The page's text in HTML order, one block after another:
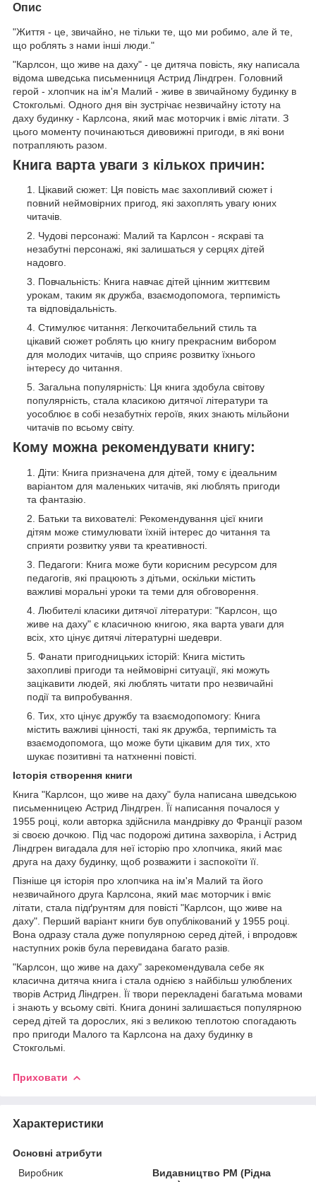
Опис
"Життя - це, звичайно, не тільки те, що ми робимо, але й те,
що роблять з нами інші люди."
"Карлсон, що живе на даху" - це дитяча повість, яку написала
відома шведська письменниця Астрид Ліндгрен. Головний
герой - хлопчик на ім'я Малий - живе в звичайному будинку в
Стокгольмі. Одного дня він зустрічає незвичайну істоту на
даху будинку - Карлсона, який має моторчик і вміє літати. З
цього моменту починаються дивовижні пригоди, в які вони
потрапляють разом.
Книга варта уваги з кількох причин:
Цікавий сюжет: Ця повість має захопливий сюжет і
повний неймовірних пригод, які захоплять увагу юних
читачів.
Чудові персонажі: Малий та Карлсон - яскраві та
незабутні персонажі, які залишаться у серцях дітей
надовго.
Повчальність: Книга навчає дітей цінним життєвим
урокам, таким як дружба, взаємодопомога, терпимість
та відповідальність.
Стимулює читання: Легкочитабельний стиль та
цікавий сюжет роблять цю книгу прекрасним вибором
для молодих читачів, що сприяє розвитку їхнього
інтересу до читання.
Загальна популярність: Ця книга здобула світову
популярність, стала класикою дитячої літератури та
уособлює в собі незабутніх героїв, яких знають мільйони
читачів по всьому світу.
Кому можна рекомендувати книгу:
Діти: Книга призначена для дітей, тому є ідеальним
варіантом для маленьких читачів, які люблять пригоди
та фантазію.
Батьки та вихователі: Рекомендування цієї книги
дітям може стимулювати їхній інтерес до читання та
сприяти розвитку уяви та креативності.
Педагоги: Книга може бути корисним ресурсом для
педагогів, які працюють з дітьми, оскільки містить
важливі моральні уроки та теми для обговорення.
Любителі класики дитячої літератури: "Карлсон, що
живе на даху" є класичною книгою, яка варта уваги для
всіх, хто цінує дитячі літературні шедеври.
Фанати пригодницьких історій: Книга містить
захопливі пригоди та неймовірні ситуації, які можуть
зацікавити людей, які люблять читати про незвичайні
події та випробування.
Тих, хто цінує дружбу та взаємодопомогу: Книга
містить важливі цінності, такі як дружба, терпимість та
взаємодопомога, що може бути цікавим для тих, хто
шукає позитивні та натхненні повісті.
Історія створення книги
Книга "Карлсон, що живе на даху" була написана шведською
письменницею Астрид Ліндгрен. Її написання почалося у
1955 році, коли авторка здійснила мандрівку до Франції разом
зі своєю дочкою. Під час подорожі дитина захворіла, і Астрид
Ліндгрен вигадала для неї історію про хлопчика, який має
друга на даху будинку, щоб розважити і заспокоїти її.
Пізніше ця історія про хлопчика на ім'я Малий та його
незвичайного друга Карлсона, який має моторчик і вміє
літати, стала підґрунтям для повісті "Карлсон, що живе на
даху". Перший варіант книги був опублікований у 1955 році.
Вона одразу стала дуже популярною серед дітей, і впродовж
наступних років була перевидана багато разів.
"Карлсон, що живе на даху" зарекомендувала себе як
класична дитяча книга і стала однією з найбільш улюблених
творів Астрид Ліндгрен. Її твори перекладені багатьма мовами
і знають у всьому світі. Книга донині залишається популярною
серед дітей та дорослих, які з великою теплотою спогадають
про пригоди Малого та Карлсона на даху будинку в
Стокгольмі.
Приховати
Характеристики
Основні атрибути
Виробник
Видавництво РМ (Рідна